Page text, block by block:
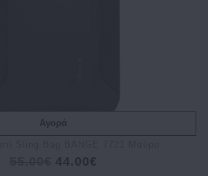
Αγορά
44.00€